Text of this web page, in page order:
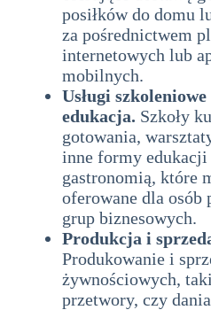
posiłków do domu
za pośrednictwem
internetowych lub
mobilnych.
Usługi
edukacja. Szkoły
gotowania,
inne formy edukacji
gastronomią, które
oferowane dla osób
grup biznesowych.
Produkcja i
Produkowanie i
żywnościowych,
przetwory, czy